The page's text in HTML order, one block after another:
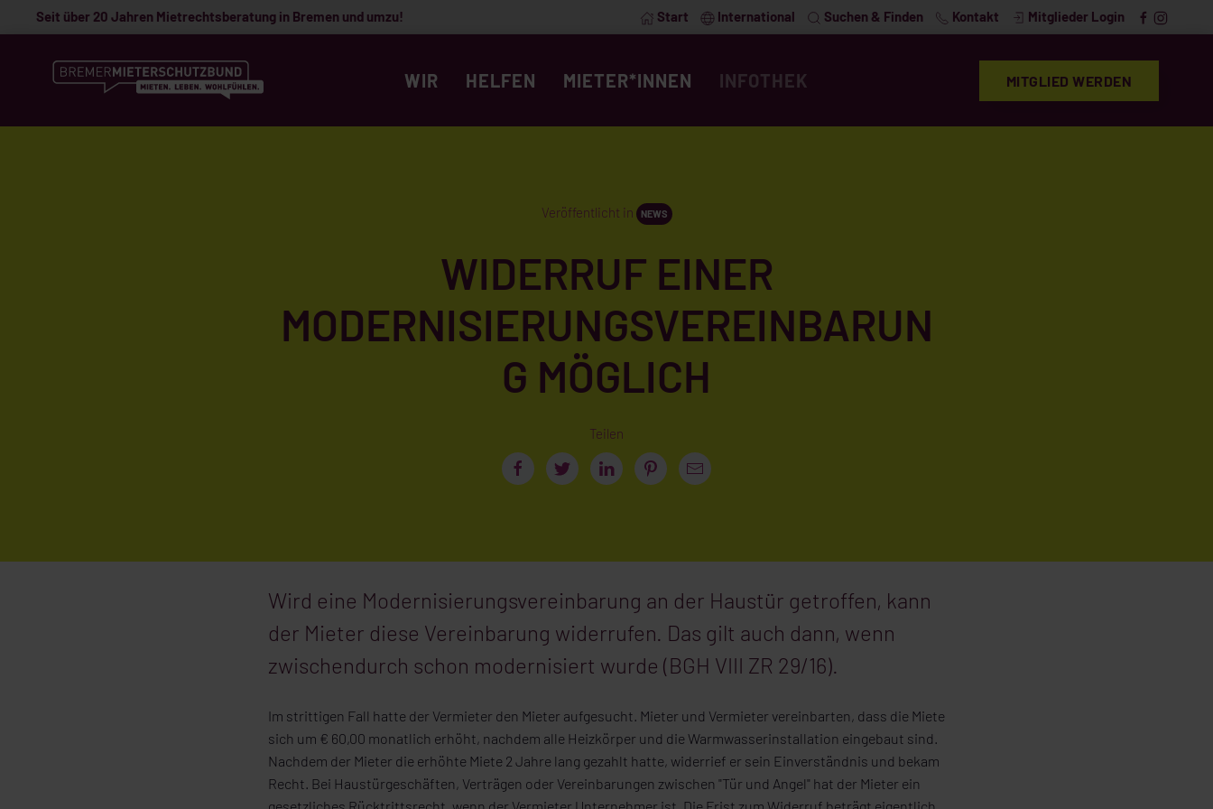
Seit über 20 Jahren Mietrechtsberatung in Bremen und umzu! Start International Suchen & Finden Kontakt Mitglieder Login
WIR HELFEN MIETER*INNEN INFOTHEK MITGLIED WERDEN
Veröffentlicht in NEWS
WIDERRUF EINER
MODERNISIERUNGSVEREINBARUN
G MÖGLICH
Teilen
Wird eine Modernisierungsvereinbarung an der Haustür getroffen, kann
der Mieter diese Vereinbarung widerrufen. Das gilt auch dann, wenn
zwischendurch schon modernisiert wurde (BGH VIII ZR 29/16).
Im strittigen Fall hatte der Vermieter den Mieter aufgesucht. Mieter und Vermieter vereinbarten, dass die Miete
sich um € 60,00 monatlich erhöht, nachdem alle Heizkörper und die Warmwasserinstallation eingebaut sind.
Nachdem der Mieter die erhöhte Miete 2 Jahre lang gezahlt hatte, widerrief er sein Einverständnis und bekam
Recht. Bei Haustürgeschäften, Verträgen oder Vereinbarungen zwischen "Tür und Angel" hat der Mieter ein